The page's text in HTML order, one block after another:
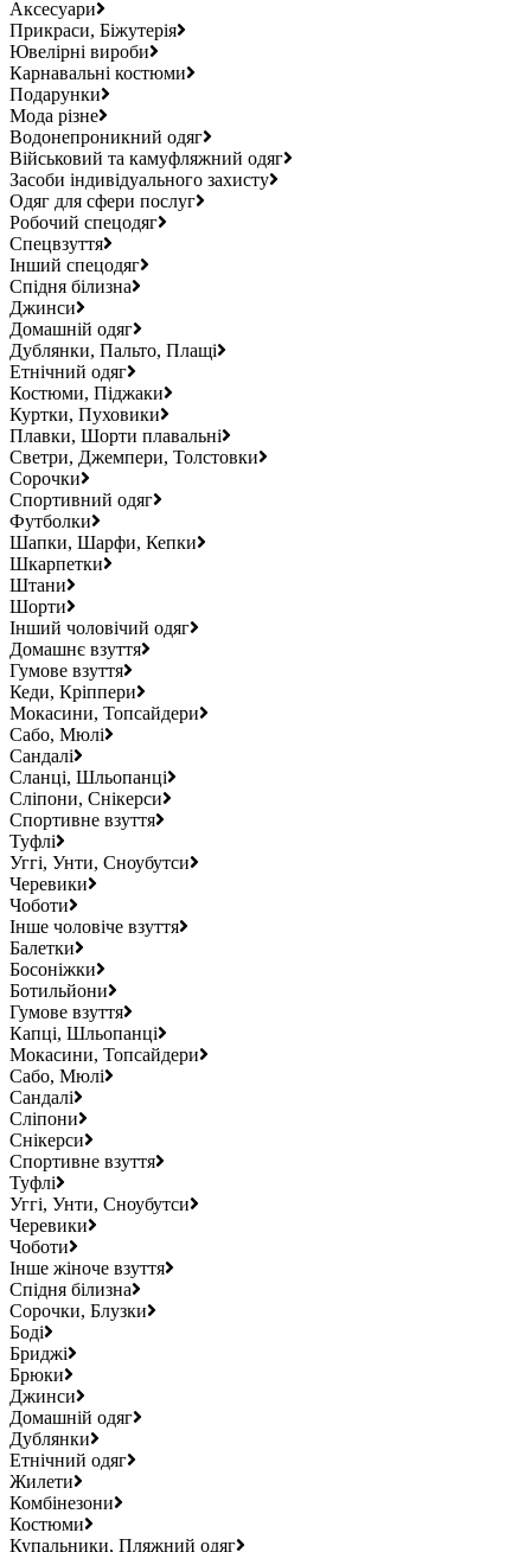
Аксесуари
Прикраси, Біжутерія
Ювелірні вироби
Карнавальні костюми
Подарунки
Мода різне
Водонепроникний одяг
Військовий та камуфляжний одяг
Засоби індивідуального захисту
Одяг для сфери послуг
Робочий спецодяг
Спецвзуття
Інший спецодяг
Спідня білизна
Джинси
Домашній одяг
Дублянки, Пальто, Плащі
Етнічний одяг
Костюми, Піджаки
Куртки, Пуховики
Плавки, Шорти плавальні
Светри, Джемпери, Толстовки
Сорочки
Спортивний одяг
Футболки
Шапки, Шарфи, Кепки
Шкарпетки
Штани
Шорти
Інший чоловічий одяг
Домашнє взуття
Гумове взуття
Кеди, Кріппери
Мокасини, Топсайдери
Сабо, Мюлі
Сандалі
Сланці, Шльопанці
Сліпони, Снікерси
Спортивне взуття
Туфлі
Уггі, Унти, Сноубутси
Черевики
Чоботи
Інше чоловіче взуття
Балетки
Босоніжки
Ботильйони
Гумове взуття
Капці, Шльопанці
Мокасини, Топсайдери
Сабо, Мюлі
Сандалі
Сліпони
Снікерси
Спортивне взуття
Туфлі
Уггі, Унти, Сноубутси
Черевики
Чоботи
Інше жіноче взуття
Спідня білизна
Сорочки, Блузки
Боді
Бриджі
Брюки
Джинси
Домашній одяг
Дублянки
Етнічний одяг
Жилети
Комбінезони
Костюми
Купальники, Пляжний одяг